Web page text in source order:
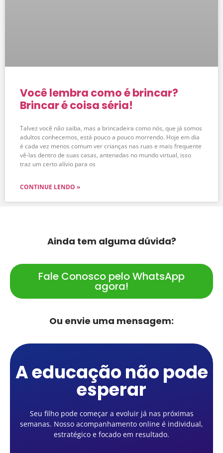
Você lembra como é brincar?
Brincar é coisa séria!
Talvez você não saiba, mas a brincadeira como nós, que já somos
adultos conhecemos, está pouco a pouco morrendo. Hoje em dia
é cada vez menos comum ver crianças nas ruas e mais frequente
vê-las dentro de suas casas, antenadas no mundo virtual, isso
traz um certo alívio para os
CONTINUE LENDO »
Ainda tem alguma dúvida?
Fale Conosco pelo WhatsApp
agora!
Ou envie uma mensagem:
A educação não pode
esperar
Seu filho pode começar a evoluir já nas próximas
semanas. Nosso acompanhamento online é individual,
estratégico e focado em resultado.